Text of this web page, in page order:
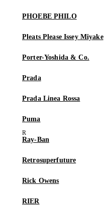
PHOEBE PHILO
Pleats Please Issey Miyake
Porter-Yoshida & Co.
Prada
Prada Linea Rossa
Puma
Ray-Ban
Retrosuperfuture
Rick Owens
RIER